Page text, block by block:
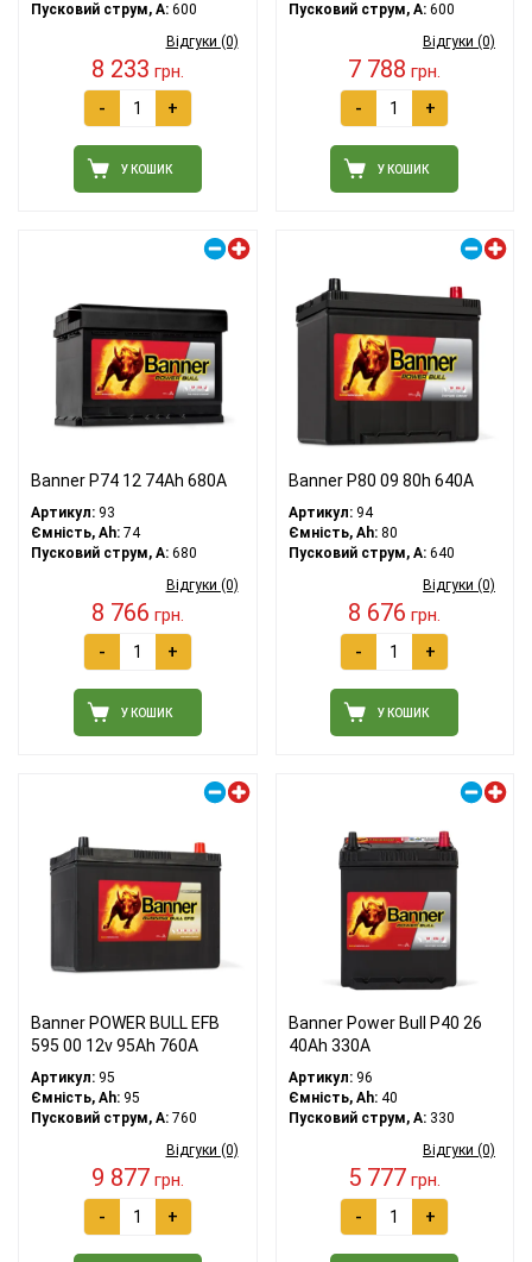
Пусковий струм, A: 600
Відгуки (0)
8 233 грн.
- +
У КОШИК
Пусковий струм, A:600
Відгуки (0)
7 788 грн.
- +
У КОШИК
Banner P74 12 74Ah 680A
Артикул: 93
Ємність, Ah: 74
Пусковий струм, A: 680
Відгуки (0)
8 766 грн.
- +
У КОШИК
Banner P80 09 80h 640A
Артикул:94
Ємність, Ah:80
Пусковий струм, A:640
Відгуки (0)
8 676 грн.
- +
У КОШИК
Banner POWER BULL EFB
595 00 12v 95Ah 760A
Артикул: 95
Ємність, Ah: 95
Пусковий струм, A: 760
Відгуки (0)
9 877 грн.
- +
Banner Power Bull P40 26
40Ah 330A
Артикул:96
Ємність, Ah:40
Пусковий струм, A:330
Відгуки (0)
5 777 грн.
- +